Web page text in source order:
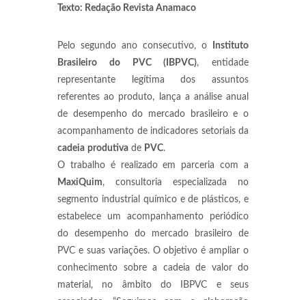
Texto: Redação Revista Anamaco
Pelo segundo ano consecutivo, o
Instituto
Brasileiro do PVC (IBPVC), entidade
representante legítima dos assuntos
referentes ao produto, lança a análise anual
de desempenho do mercado brasileiro e o
acompanhamento de indicadores setoriais da
cadeia produtiva de PVC.
O trabalho é realizado em parceria com a
MaxiQuim, consultoria especializada no
segmento industrial químico e de plásticos, e
estabelece um acompanhamento periódico
do desempenho do mercado brasileiro de
PVC e suas variações. O objetivo é ampliar o
conhecimento sobre a cadeia de valor do
material, no âmbito do IBPVC e seus